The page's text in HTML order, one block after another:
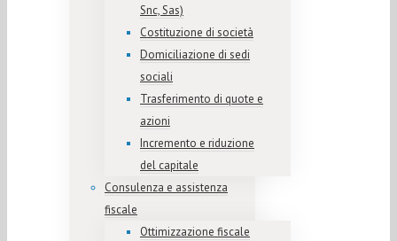
Snc, Sas)
Costituzione di società
Domiciliazione di sedi
sociali
Trasferimento di quote e
azioni
Incremento e riduzione
del capitale
Consulenza e assistenza
fiscale
Ottimizzazione fiscale